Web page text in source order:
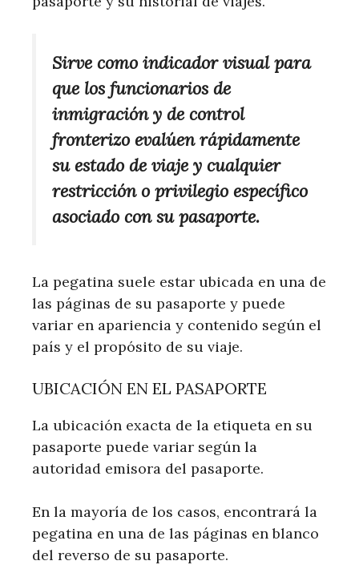
Sirve como indicador visual para
que los funcionarios de
inmigración y de control
fronterizo evalúen rápidamente
su estado de viaje y cualquier
restricción o privilegio específico
asociado con su pasaporte.
La pegatina suele estar ubicada en una de
las páginas de su pasaporte y puede
variar en apariencia y contenido según el
país y el propósito de su viaje.
UBICACIÓN EN EL PASAPORTE
La ubicación exacta de la etiqueta en su
pasaporte puede variar según la
autoridad emisora ​​del pasaporte.
En la mayoría de los casos, encontrará la
pegatina en una de las páginas en blanco
del reverso de su pasaporte.